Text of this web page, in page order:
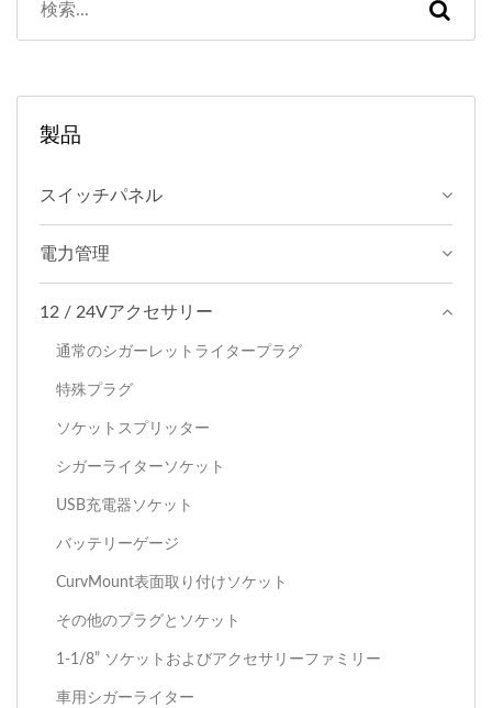
製品
スイッチパネル
電力管理
12 / 24Vアクセサリー
通常のシガーレットライタープラグ
特殊プラグ
ソケットスプリッター
シガーライターソケット
USB充電器ソケット
バッテリーゲージ
CurvMount表面取り付けソケット
その他のプラグとソケット
1-1/8” ソケットおよびアクセサリーファミリー
車用シガーライター